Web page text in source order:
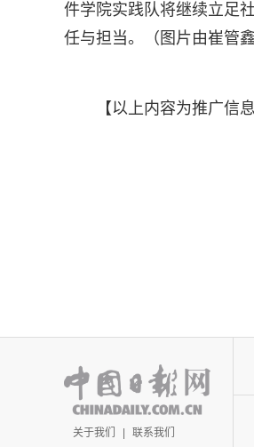
件学院实践队将继续立足
任与担当。（图片由崔管
【以上内容为推广信
关于我们 | 联系我们